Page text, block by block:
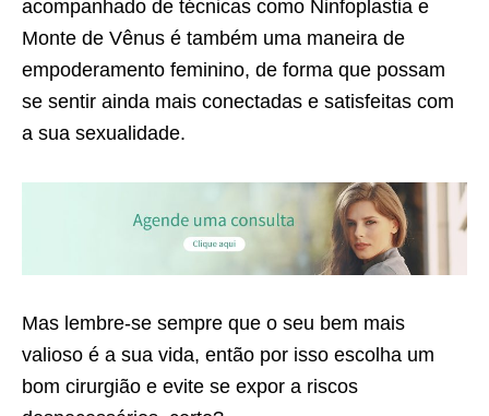
acompanhado de técnicas como Ninfoplastia e
Monte de Vênus é também uma maneira de
empoderamento feminino, de forma que possam
se sentir ainda mais conectadas e satisfeitas com
a sua sexualidade.
Mas lembre-se sempre que o seu bem mais
valioso é a sua vida, então por isso escolha um
bom cirurgião e evite se expor a riscos